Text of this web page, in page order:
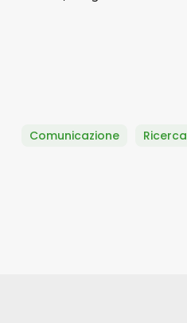
Comunicazione Ricerca